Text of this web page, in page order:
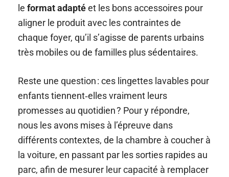
leformat adaptéet les bons accessoires pour
aligner le produit avec les contraintes de
chaque foyer, qu’il s’agisse de parents urbains
très mobiles ou de familles plus sédentaires.
Reste une question : ces lingettes lavables pour
enfants tiennent‑elles vraiment leurs
promesses au quotidien ? Pour y répondre,
nous les avons mises à l’épreuve dans
différents contextes, de la chambre à coucher à
la voiture, en passant par les sorties rapides au
parc, afin de mesurer leur capacité à remplacer